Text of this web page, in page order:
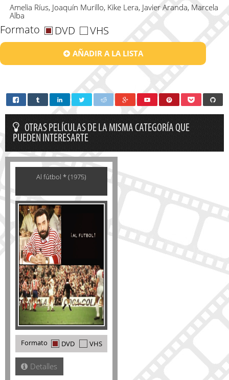
Amelia Ríus, Joaquín Murillo, Kike Lera, Javier Aranda, Marcela
Alba
Formato DVD VHS
AÑADIR A LA LISTA
OTRAS PELÍCULAS DE LA MISMA CATEGORÍA QUE
PUEDEN INTERESARTE
Al fútbol * (1975)
Formato DVD VHS
Detalles